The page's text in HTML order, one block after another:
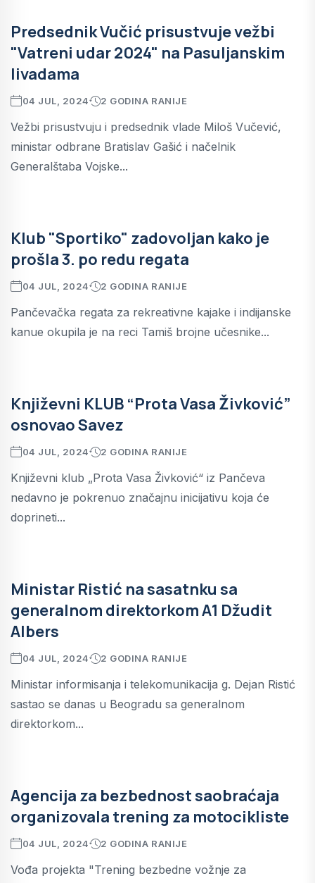
Predsednik Vučić prisustvuje vežbi
"Vatreni udar 2024" na Pasuljanskim
livadama
04 JUL, 2024 2 GODINA RANIJE
Vežbi prisustvuju i predsednik vlade Miloš Vučević,
ministar odbrane Bratislav Gašić i načelnik
Generalštaba Vojske...
Klub "Sportiko" zadovoljan kako je
prošla 3. po redu regata
04 JUL, 2024 2 GODINA RANIJE
Pančevačka regata za rekreativne kajake i indijanske
kanue okupila je na reci Tamiš brojne učesnike...
Književni KLUB “Prota Vasa Živković”
osnovao Savez
04 JUL, 2024 2 GODINA RANIJE
Književni klub „Prota Vasa Živković“ iz Pančeva
nedavno je pokrenuo značajnu inicijativu koja će
doprineti...
Ministar Ristić na sasatnku sa
generalnom direktorkom A1 Džudit
Albers
04 JUL, 2024 2 GODINA RANIJE
Ministar informisanja i telekomunikacija g. Dejan Ristić
sastao se danas u Beogradu sa generalnom
direktorkom...
Agencija za bezbednost saobraćaja
organizovala trening za motocikliste
04 JUL, 2024 2 GODINA RANIJE
Vođa projekta "Trening bezbedne vožnje za